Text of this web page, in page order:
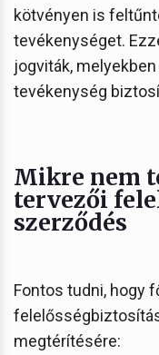
kötvényen is
tevékenységet.
jogviták,
tevékenység
Mikre nem
tervezői
szerződés
Fontos tudni, hogy
megtérítésére: